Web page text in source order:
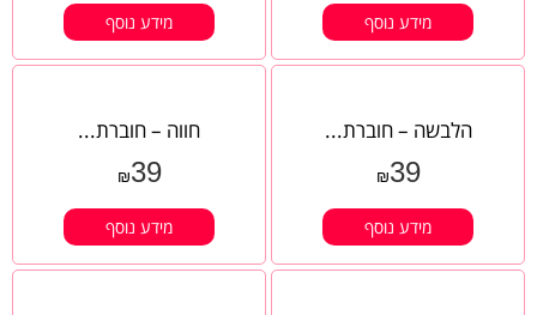
מידע נוסף מידע נוסף
הלבשה – חוברת...
₪39
מידע נוסף
חווה – חוברת...
₪39
מידע נוסף